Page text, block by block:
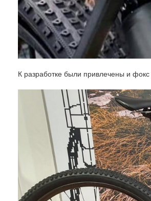
К разработке были привлечены и